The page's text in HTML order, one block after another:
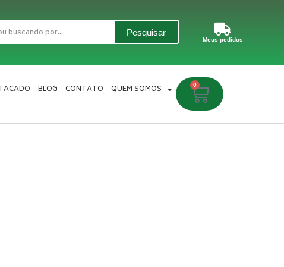
Pesquisar
Meus pedidos
BLOG CONTATO QUEM SOMOS 0
Carrinho